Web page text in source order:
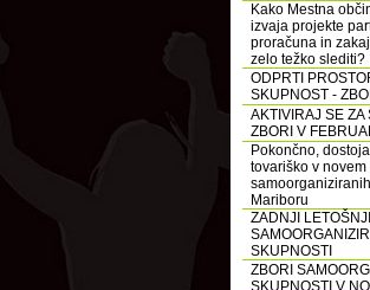
Kako Mestna
izvaja projekte
proračuna in
zelo težko slediti?
ODPRTI
SKUPNOST -
AKTIVIRAJ SE ZA
ZBORI V
Pokončno,
tovariško v
Mariboru
ZADNJI
SKUPNOSTI
ZBORI
SKUPNOSTI V